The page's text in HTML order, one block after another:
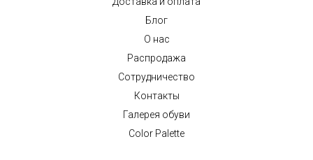
Блог
О нас
Распродажа
Сотрудничество
Контакты
Галерея обуви
Color Palette